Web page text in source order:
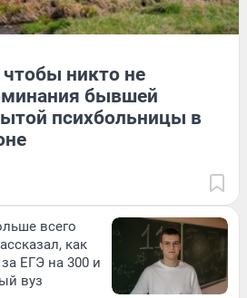
никто не
бывшей
психбольницы в
всего
как
ЕГЭ на 300 и
вуз